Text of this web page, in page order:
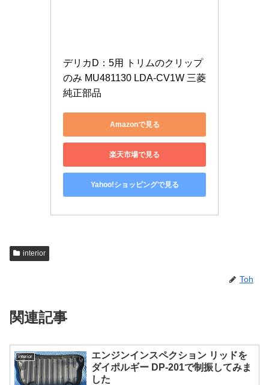
デリカD：5用 トリムのクリップ
のみ MU481130 LDA-CV1W 三菱
純正部品
Amazonで見る
楽天市場で見る
Yahoo!ショッピングで見る
interior
Toh
関連記事
interior
エンジンインスペクション リッドを
ダイポルギー DP-201で制振してみま
した